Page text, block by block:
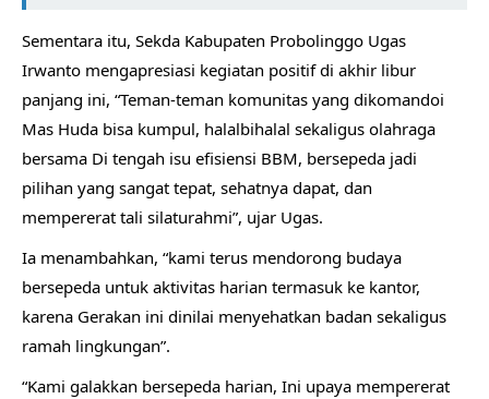
Sementara itu, Sekda Kabupaten Probolinggo Ugas
Irwanto mengapresiasi kegiatan positif di akhir libur
panjang ini, “Teman-teman komunitas yang dikomandoi
Mas Huda bisa kumpul, halalbihalal sekaligus olahraga
bersama Di tengah isu efisiensi BBM, bersepeda jadi
pilihan yang sangat tepat, sehatnya dapat, dan
mempererat tali silaturahmi”, ujar Ugas.
Ia menambahkan, “kami terus mendorong budaya
bersepeda untuk aktivitas harian termasuk ke kantor,
karena Gerakan ini dinilai menyehatkan badan sekaligus
ramah lingkungan”.
“Kami galakkan bersepeda harian, Ini upaya mempererat